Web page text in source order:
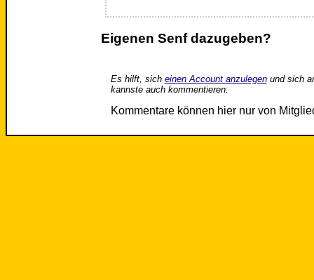
Eigenen Senf dazugeben?
Es hilft, sich einen Account anzulegenund sich
kannste auch kommentieren.
Kommentare können hier nur von